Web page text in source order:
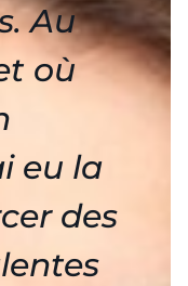
Au
où
eu la
des